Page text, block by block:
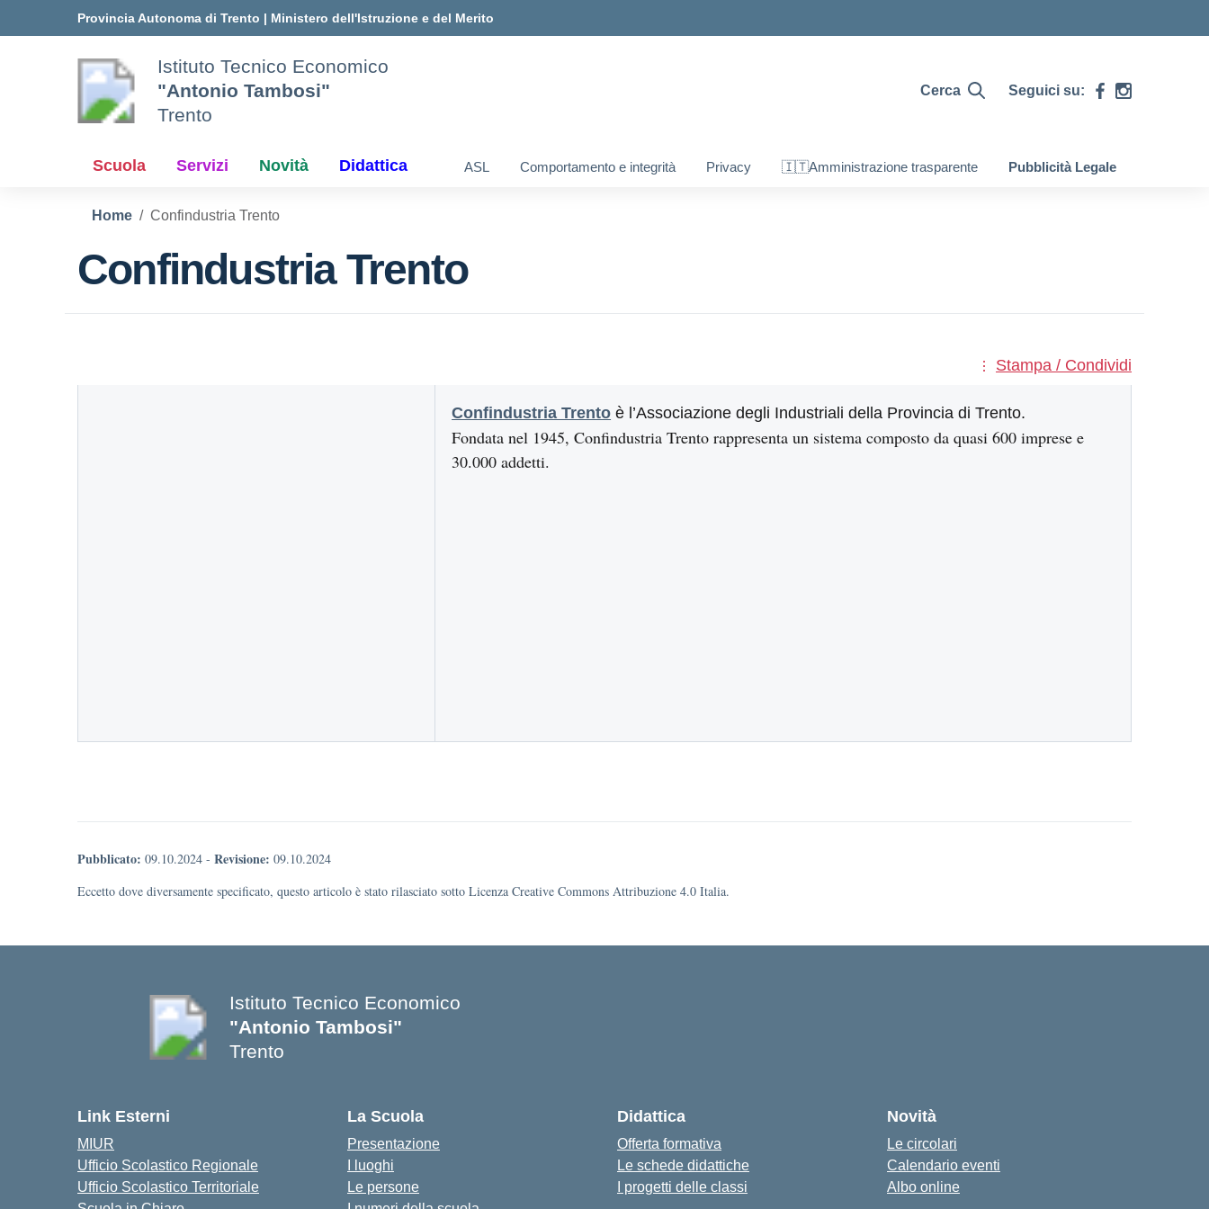
Provincia Autonoma di Trento | Ministero dell'Istruzione e del Merito
Istituto Tecnico Economico
"Antonio Tambosi"
Trento
Cerca Seguici su:
Scuola Servizi Novità Didattica ASL Comportamento e integrità Privacy 🇮🇹Amministrazione trasparente Pubblicità Legale
Home Confindustria Trento
Confindustria Trento
Stampa / Condividi
Confindustria Trento è l’Associazione degli Industriali della Provincia di Trento.
Fondata nel 1945, Confindustria Trento rappresenta un sistema composto da quasi 600 imprese e
30.000 addetti.
Pubblicato: 09.10.2024 - Revisione: 09.10.2024
Eccetto dove diversamente specificato, questo articolo è stato rilasciato sotto Licenza Creative Commons Attribuzione 4.0 Italia.
Istituto Tecnico Economico
"Antonio Tambosi"
Trento
Link Esterni
MIUR
Ufficio Scolastico Regionale
Ufficio Scolastico Territoriale
La Scuola
Presentazione
I luoghi
Le persone
Didattica
Offerta formativa
Le schede didattiche
I progetti delle classi
Novità
Le circolari
Calendario eventi
Albo online